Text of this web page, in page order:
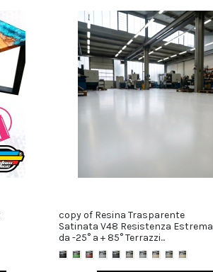
copy of Resina Trasparente
Satinata V48 Resistenza Estrema
da -25° a + 85° Terrazzi...